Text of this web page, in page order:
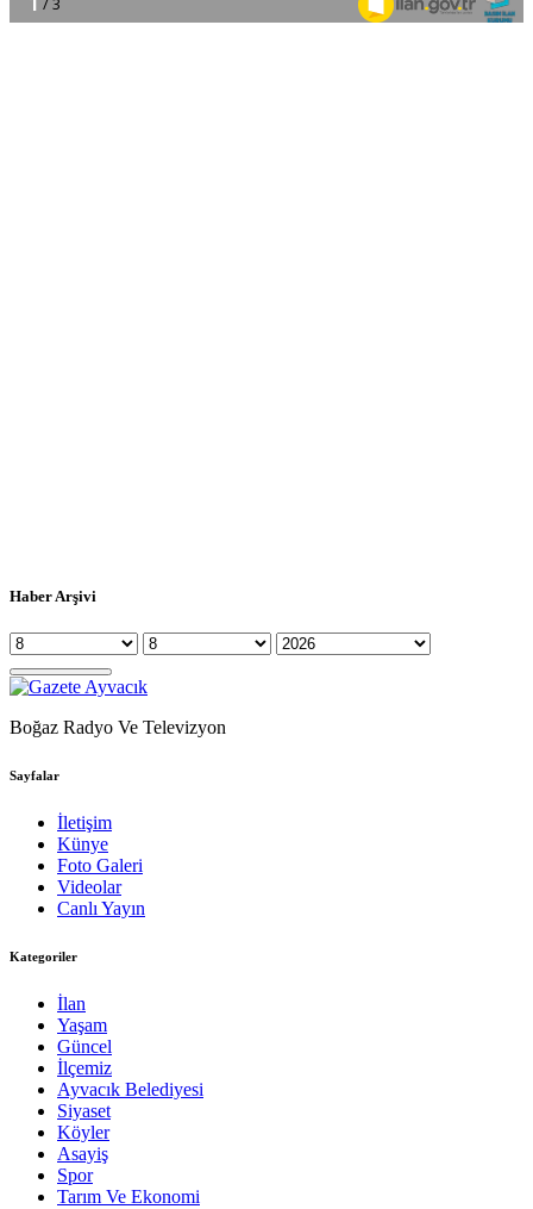
Haber Arşivi
Boğaz Radyo Ve Televizyon
Sayfalar
İletişim
Künye
Foto Galeri
Videolar
Canlı Yayın
Kategoriler
İlan
Yaşam
Güncel
İlçemiz
Ayvacık Belediyesi
Siyaset
Köyler
Asayiş
Spor
Tarım Ve Ekonomi